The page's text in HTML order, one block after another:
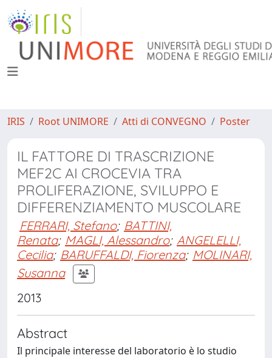
IRIS Root UNIMORE Atti di CONVEGNO Poster
IL FATTORE DI TRASCRIZIONE
MEF2C AI CROCEVIA TRA
PROLIFERAZIONE, SVILUPPO E
DIFFERENZIAMENTO MUSCOLARE
FERRARI, Stefano; BATTINI,
Renata; MAGLI, Alessandro; ANGELELLI,
Cecilia; BARUFFALDI, Fiorenza; MOLINARI,
Susanna
2013
Abstract
Il principale interesse del laboratorio è lo studio